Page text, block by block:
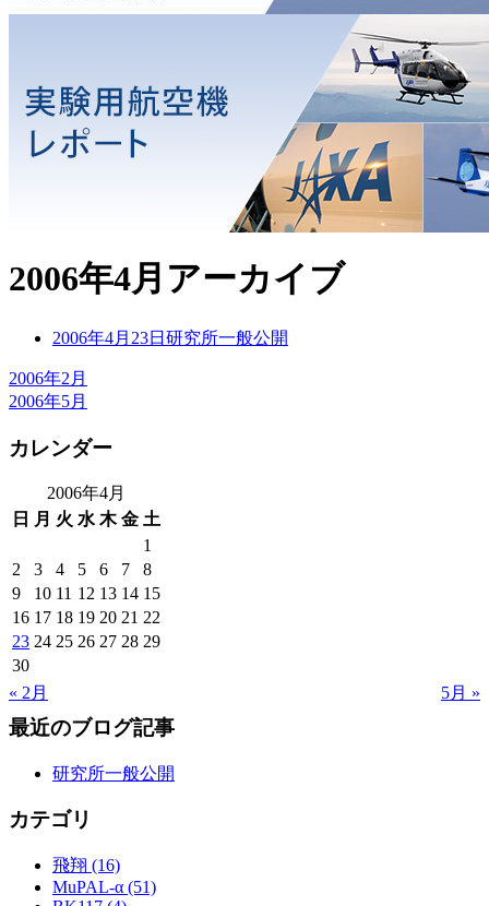
2006年4月アーカイブ
2006年4月23日 研究所一般公開
2006年2月
2006年5月
カレンダー
2006年4月
日
月 火 水 木 金 土
1
2
3 4 5 6 7
8
9
10 11 12 13 14 15
16 17 18 19 20 21 22
23 24 25 26 27 28 29
30
« 2月
5月 »
最近のブログ記事
研究所一般公開
カテゴリ
飛翔 (16)
MuPAL-α (51)